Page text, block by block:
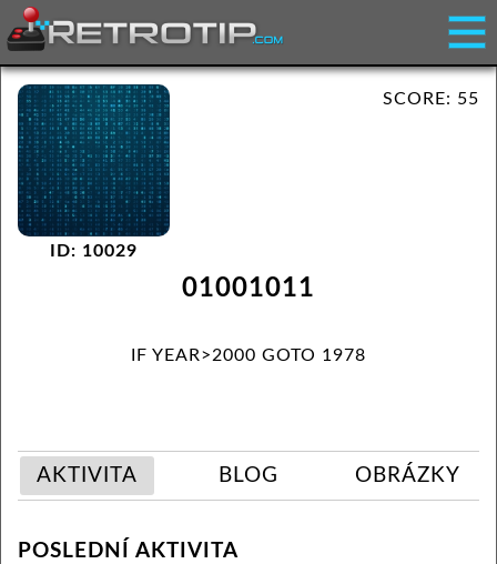
ID: 10029
SCORE: 55
01001011
IF YEAR>2000 GOTO 1978
AKTIVITA BLOG OBRÁZKY
POSLEDNÍ AKTIVITA